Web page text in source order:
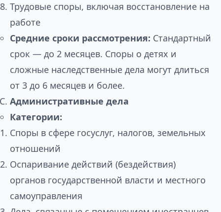
Трудовые споры, включая восстановление на
работе
Средние сроки рассмотрения: Стандартный
срок — до 2 месяцев. Споры о детях и
сложные наследственные дела могут длиться
от 3 до 6 месяцев и более.
Административные дела
Категории:
Споры в сфере госуслуг, налогов, земельных
отношений
Оспаривание действий (бездействия)
органов государственной власти и местного
самоуправления